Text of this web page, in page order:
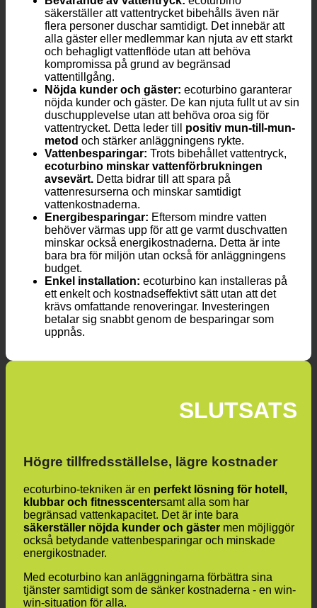
Bevarande av vattentryck:ecoturbino
säkerställer att vattentrycket bibehålls även när
flera personer duschar samtidigt. Det innebär att
alla gäster eller medlemmar kan njuta av ett starkt
och behagligt vattenflöde utan att behöva
kompromissa på grund av begränsad
vattentillgång.
Nöjda kunder och gäster: ecoturbino garanterar
nöjda kunder och gäster. De kan njuta fullt ut av sin
duschupplevelse utan att behöva oroa sig för
vattentrycket. Detta leder till positiv mun-till-mun-
metodoch stärker anläggningens rykte.
Vattenbesparingar: Trots bibehållet vattentryck,
ecoturbino minskar vattenförbrukningen
avsevärt. Detta bidrar till att spara på
vattenresurserna och minskar samtidigt
vattenkostnaderna.
Energibesparingar: Eftersom mindre vatten
behöver värmas upp för att ge varmt duschvatten
minskar också energikostnaderna. Detta är inte
bara bra för miljön utan också för anläggningens
budget.
Enkel installation: ecoturbino kan installeras på
ett enkelt och kostnadseffektivt sätt utan att det
krävs omfattande renoveringar. Investeringen
betalar sig snabbt genom de besparingar som
uppnås.
SLUTSATS
Högre tillfredsställelse, lägre kostnader
ecoturbino-tekniken är en perfekt lösning för hotell,
klubbar och fitnesscentersamt alla som har
begränsad vattenkapacitet. Det är inte bara
säkerställer nöjda kunder och gäster men möjliggör
också betydande vattenbesparingar och minskade
energikostnader.
Med ecoturbino kan anläggningarna förbättra sina
tjänster samtidigt som de sänker kostnaderna - en win-